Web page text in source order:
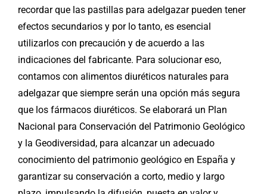
recordar que las pastillas para adelgazar pueden tener
efectos secundarios y por lo tanto, es esencial
utilizarlos con precaución y de acuerdo a las
indicaciones del fabricante. Para solucionar eso,
contamos con alimentos diuréticos naturales para
adelgazar que siempre serán una opción más segura
que los fármacos diuréticos. Se elaborará un Plan
Nacional para Conservación del Patrimonio Geológico
y la Geodiversidad, para alcanzar un adecuado
conocimiento del patrimonio geológico en España y
garantizar su conservación a corto, medio y largo